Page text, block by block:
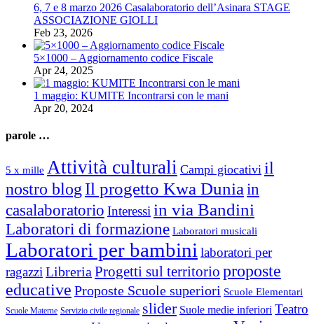
6, 7 e 8 marzo 2026 Casalaboratorio dell’Asinara STAGE
ASSOCIAZIONE GIOLLI
Feb 23, 2026
5×1000 – Aggiornamento codice Fiscale
Apr 24, 2025
1 maggio: KUMITE Incontrarsi con le mani
Apr 20, 2024
parole …
5 x mille Attività culturali Campi giocativi il
nostro blog Il progetto Kwa Duniain
casalaboratorio Interessi in via Bandini
Laboratori di formazione Laboratori musicali
Laboratori per bambini laboratori per
ragazzi Libreria Progetti sul territorio proposte
educative Proposte Scuole superiori Scuole Elementari
Scuole Materne Servizio civile regionale slider Suole medie inferiori Teatro